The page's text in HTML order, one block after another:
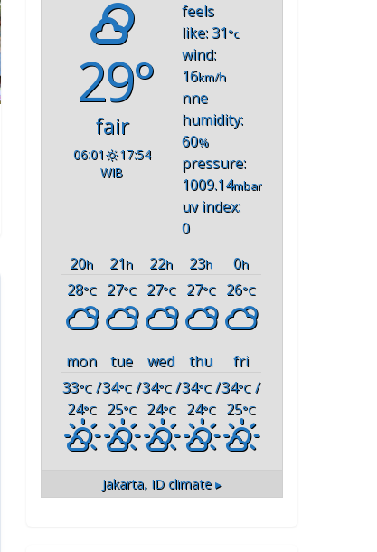
29°
fair
06:01
17:54
WIB
feels
like: 31°c
wind:
16km/h
nne
humidity:
60%
pressure:
1009.14mbar
uv index:
0
20h 21h 22h 23h 0h
28°C 27°C 27°C 27°C 26°C
mon tue wed thu
fri
33°C/
24°C
34°C/
25°C
34°C/
24°C
34°C/
24°C
34°C /
25°C
Jakarta, ID climate ▸